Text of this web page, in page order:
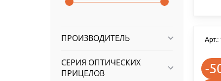
ПРОИЗВОДИТЕЛЬ
СЕРИЯ ОПТИЧЕСКИХ
ПРИЦЕЛОВ
Арт.:
-